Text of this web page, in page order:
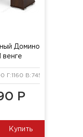
Домино
Г:1160 В:745 мм
Р
Купить